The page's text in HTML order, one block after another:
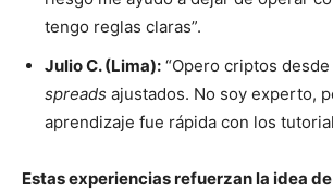
tengo reglas claras”.
Julio C. (Lima): “Opero criptos
spreads ajustados. No soy experto,
aprendizaje fue rápida con los
Estas experiencias refuerzan la idea